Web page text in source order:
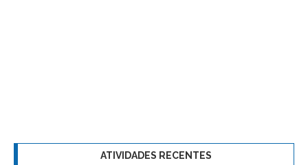
ATIVIDADES RECENTES